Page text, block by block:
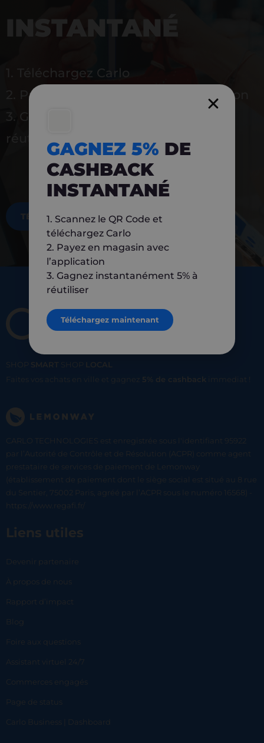
INSTANTANÉ
1. Téléchargez Carlo
2. Payez en magasin avec l’application
3. Gagnez instantanément 5 % à
réutiliser
TÉLÉCHARGEZ MAINTENANT
SHOP SMART SHOP
LOCAL
Faites vos achats en ville et gagnez 5% de cashback immediat !
CARLO TECHNOLOGIES est enregistrée sous l'identifiant 95922
par l’Autorité de Contrôle et de Résolution (ACPR) comme agent
prestataire de services de paiement de Lemonway
(établissement de paiement dont le siège social est situé au 8 rue
du Sentier, 75002 Paris, agréé par l’ACPR sous le numéro 16568) -
https://www.regafi.fr/
Liens utiles
Devenir partenaire
À propos de nous
Rapport d’impact
Blog
Foire aux questions
Assistant virtuel 24/7
Commerces engagés
Page de status
Carlo Business | Dashboard
GAGNEZ 5% DE
CASHBACK
INSTANTANÉ
1. Scannez le QR Code et
téléchargez Carlo
2. Payez en magasin avec
l’application
3. Gagnez instantanément 5% à
réutiliser
Téléchargez maintenant